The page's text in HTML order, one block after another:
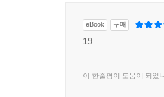
eBook 구매
19
이 한줄평이 도움이 되었